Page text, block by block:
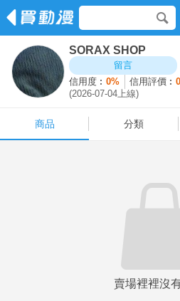
SORAX SHOP
留言
信用度︰0% 信用評價︰0
(2026-07-04上線)
商品 分類
賣場裡裡沒
商品 分類